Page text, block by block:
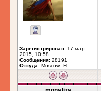
Зарегистрирован: 17 мар
2015, 10:58
Сообщения: 28191
Откуда: Moscow- Fl